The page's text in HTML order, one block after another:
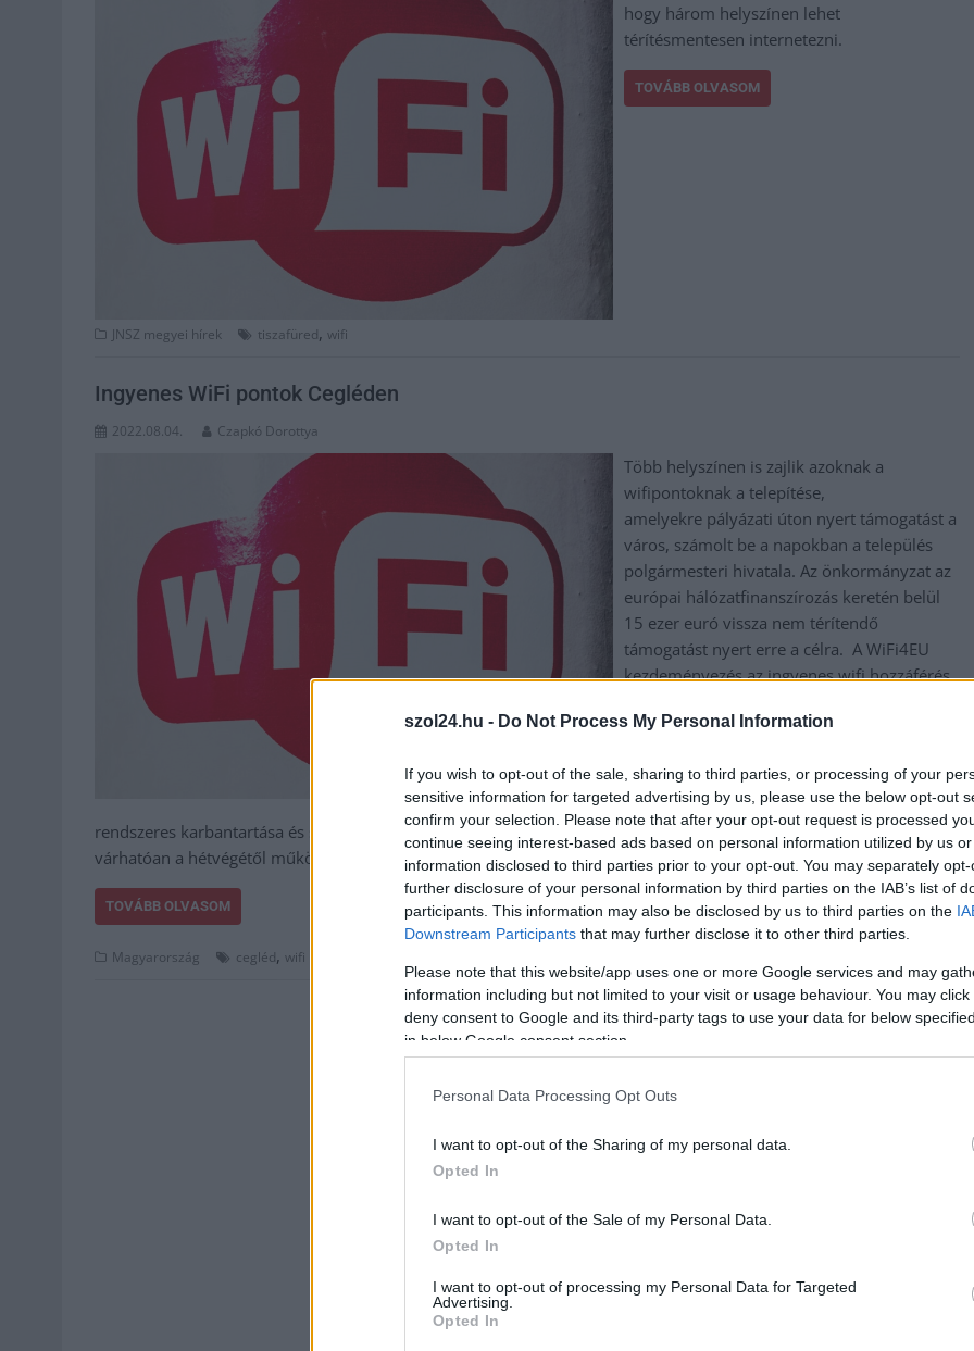
szol24.hu - Do Not Process My Personal Information
If you wish to opt-out of the sale, sharing to third parties, or processing of your
sensitive information for targeted advertising by us, please use the below opt-out
confirm your selection. Please note that after your opt-out request is processed
continue seeing interest-based ads based on personal information utilized by us
information disclosed to third parties prior to your opt-out. You may separately
further disclosure of your personal information by third parties on the IAB’s list of
participants. This information may also be disclosed by us to third parties on the
Downstream Participants that may further disclose it to other third parties.
Please note that this website/app uses one or more Google services and may
information including but not limited to your visit or usage behaviour. You may
deny consent to Google and its third-party tags to use your data for below
in below Google consent section.
Personal Data Processing Opt Outs
I want to opt-out of the Sharing of my personal data.
Opted In
I want to opt-out of the Sale of my Personal Data.
Opted In
I want to opt-out of processing my Personal Data for Targeted
Advertising.
Opted In
hogy három helyszínen lehet
térítésmentesen internetezni.
TOVÁBB OLVASOM
JNSZ megyei hírek tiszafüred, wifi
Ingyenes WiFi pontok Cegléden
2022.08.04. Czapkó Dorottya
Több helyszínen is zajlik azoknak a
wifipontoknak a telepítése,
amelyekre pályázati úton nyert támogatást a
város, számolt be a napokban a település
polgármesteri hivatala. Az önkormányzat az
európai hálózatfinanszírozás keretén belül
15 ezer euró vissza nem térítendő
támogatást nyert erre a célra. A WiFi4EU
kezdeményezés az ingyenes wifi hozzáférés
közterületeken. A fejlesztés keretében az
wifipontok telepítése, valamint a WiFi4EU-
hálózat teljes körű működésének biztosítása,
rendszeres karbantartása és szükséges javítása valósul meg. Az eszközök jelenleg próbaüzemben működnek,
várhatóan a hétvégétől működnek majd állandó üzemmódban. Cegléd…
TOVÁBB OLVASOM
Magyarország cegléd, wifi